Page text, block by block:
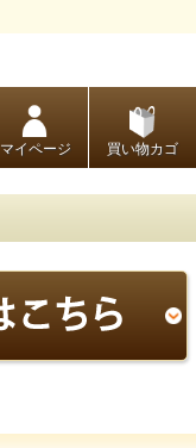
マイページ 買い物カゴ